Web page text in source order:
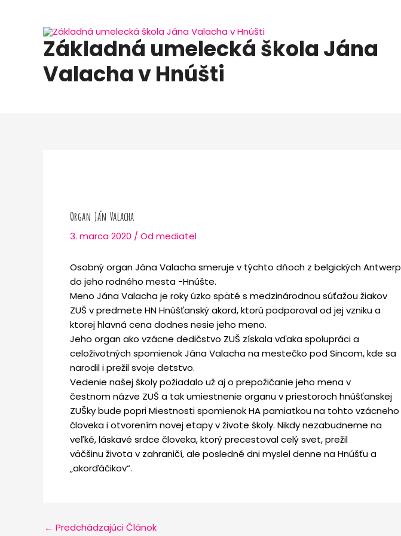
Základná umelecká škola Jána
Valacha v Hnúšti
Organ Ján Valacha
3. marca 2020 / Odmediatel
Osobný organ Jána Valacha smeruje v týchto dňoch z belgických Antwerp
do jeho rodného mesta -Hnúšte.
Meno Jána Valacha je roky úzko späté s medzinárodnou súťažou žiakov
ZUŠ v predmete HN Hnúšťanský akord, ktorú podporoval od jej vzniku a
ktorej hlavná cena dodnes nesie jeho meno.
Jeho organ ako vzácne dedičstvo ZUŠ získala vďaka spolupráci a
celoživotných spomienok Jána Valacha na mestečko pod Sincom, kde sa
narodil i prežil svoje detstvo.
Vedenie našej školy požiadalo už aj o prepožičanie jeho mena v
čestnom názve ZUŠ a tak umiestnenie organu v priestoroch hnúšťanskej
ZUŠky bude popri Miestnosti spomienok HA pamiatkou na tohto vzácneho
človeka i otvorením novej etapy v živote školy. Nikdy nezabudneme na
veľké, láskavé srdce človeka, ktorý precestoval celý svet, prežil
väčšinu života v zahraničí, ale posledné dni myslel denne na Hnúšťu a
„akorďáčikov“.
← Predchádzajúci Článok